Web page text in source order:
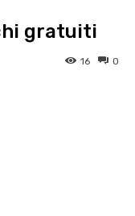
gratuiti
0
16